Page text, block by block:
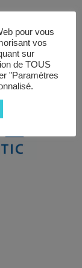
pour vous
vos
sur
de TOUS
"Paramètres